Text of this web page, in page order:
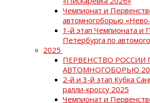
Чемпионат и
автомногоборью
1-й этап Чемпионата и
Петербурга по
2025
ПЕРВЕНСТВО РОССИИ
АВТОМНОГОБОРЬЮ
2-й и 3-й этап Кубка
ралли-кроссу 2025
Чемпионат и